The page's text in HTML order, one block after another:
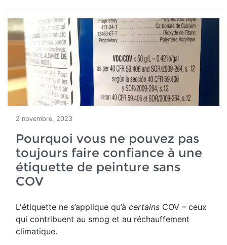
2 novembre, 2023
Pourquoi vous ne pouvez pas
toujours faire confiance à une
étiquette de peinture sans
COV
L'étiquette ne s’applique qu’à certains COV – ceux
qui contribuent au smog et au réchauffement
climatique.